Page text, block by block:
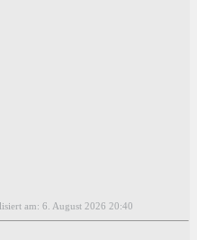
am: 6. August 2026 20:40